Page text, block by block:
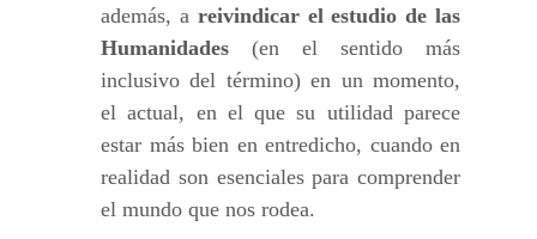
además, a reivindicar el estudio de las
Humanidades (en el sentido más
inclusivo del término) en un momento,
el actual, en el que su utilidad parece
estar más bien en entredicho, cuando en
realidad son esenciales para comprender
el mundo que nos rodea.